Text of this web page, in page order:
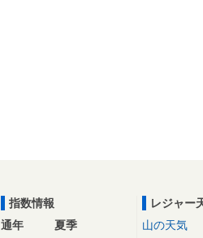
指数情報
通年
夏季
レジャー
山の天気